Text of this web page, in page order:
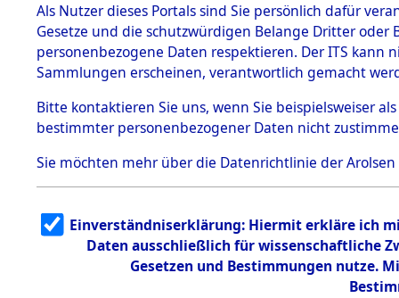
Effekten
1.2.9.1
Effekten aus
dem KZ
Dachau
1.2.9.2
Effekten aus
dem KZ
Bayerisches
1.2.9.3
Effekten aus
dem KZ
Neuengamm
Einen Kommentar
Als Nutzer dieses Portals sind Sie persönlich dafür
Gesetze und die schutzwürdigen Belange Dritter
personenbezogene Daten respektieren. Der ITS
Sammlungen erscheinen, verantwortlich gemacht
Bitte kontaktieren Sie uns, wenn Sie beispielsweiser
bestimmter personenbezogener Daten nicht
Sie möchten mehr über die Datenrichtlinie der Arolsen
Einverständniserklärung: Hiermit erkläre ich
Daten ausschließlich für wissenschaftliche
Gesetzen und Bestimmungen nutze.